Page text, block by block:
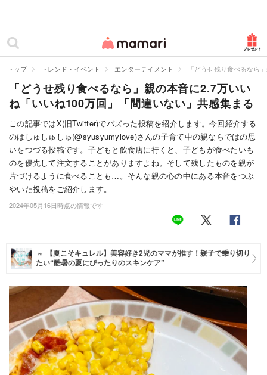
ママリ
カテゴリー一覧
妊娠
出産
赤ちゃん・育児
子育て・家族
病院
美容・ファッション
住まい
マネー
トレンド・イベント
トップ トレンド・イベント エンターテイメント 「どうせ残り食べるなら
「どうせ残り食べるなら」親の本音に2.7万いい
ね「いいね100万回」「間違いない」共感集まる
この記事ではX(旧Twitter)でバズった投稿を紹介します。今回紹介する
のはしゅしゅしゅ(@syusyumylove)さんの子育て中の親ならではの思
いをつづる投稿です。子どもと飲食店に行くと、子どもが食べたいも
のを優先して注文することがありますよね。そして残したものを親が
片づけるように食べることも…。そんな親の心の中にある本音をつぶ
やいた投稿をご紹介します。
2024年05月16日時点の情報です
【夏こそキュレル】美容好き2児のママが推す！親子で乗り切り
たい“酷暑の夏にぴったりのスキンケア”